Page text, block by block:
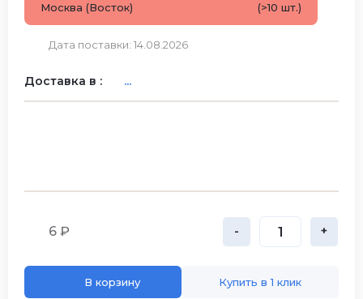
Москва (Восток) (>10 шт.)
Дата поставки: 14.08.2026
Доставка в : ...
6 ₽ - +
В корзину Купить в 1 клик